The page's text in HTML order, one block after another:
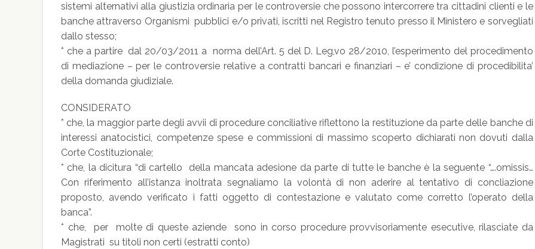
sistemi alternativi alla giustizia ordinaria per le controversie che possono intercorrere tra cittadini clienti e le
banche attraverso Organismi pubblici e/o privati, iscritti nel Registro tenuto presso il Ministero e sorvegliati
dallo stesso;
* che a partire dal 20/03/2011 a norma dell’Art. 5 del D. Leg,vo 28/2010, l’esperimento del procedimento
di mediazione – per le controversie relative a contratti bancari e finanziari – e’ condizione di procedibilita’
della domanda giudiziale.
CONSIDERATO
* che, la maggior parte degli avvii di procedure conciliative riflettono la restituzione da parte delle banche di
interessi anatocistici, competenze spese e commissioni di massimo scoperto dichiarati non dovuti dalla
Corte Costituzionale;
* che, la dicitura “di cartello della mancata adesione da parte di tutte le banche è la seguente “….omissis…
Con riferimento all’istanza inoltrata segnaliamo la volontà di non aderire al tentativo di concliazione
proposto, avendo verificato i fatti oggetto di contestazione e valutato come corretto l’operato della
banca”.
* che, per molte di queste aziende sono in corso procedure provvisoriamente esecutive, rilasciate da
Magistrati su titoli non certi (estratti conto)